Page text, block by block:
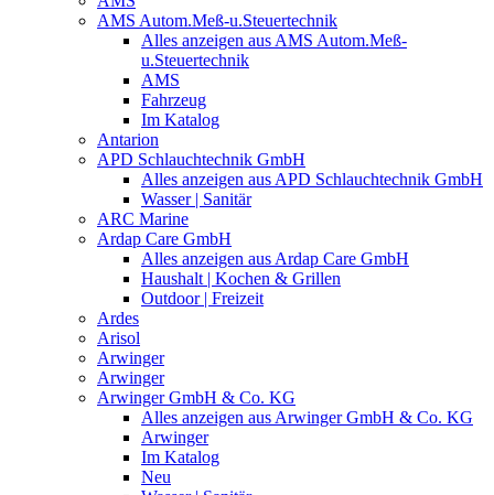
AMS Autom.Meß-u.Steuertechnik
Alles anzeigen aus AMS Autom.Meß-
u.Steuertechnik
AMS
Fahrzeug
Im Katalog
Antarion
APD Schlauchtechnik GmbH
Alles anzeigen aus APD Schlauchtechnik GmbH
Wasser | Sanitär
ARC Marine
Ardap Care GmbH
Alles anzeigen aus Ardap Care GmbH
Haushalt | Kochen & Grillen
Outdoor | Freizeit
Ardes
Arisol
Arwinger
Arwinger
Arwinger GmbH & Co. KG
Alles anzeigen aus Arwinger GmbH & Co. KG
Arwinger
Im Katalog
Neu